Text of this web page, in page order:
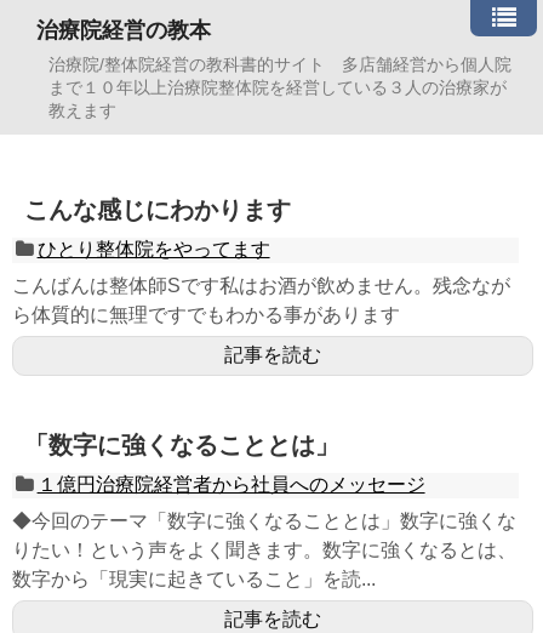
治療院経営の教本
治療院/整体院経営の教科書的サイト 多店舗経営から個人院
まで１０年以上治療院整体院を経営している３人の治療家が
教えます
こんな感じにわかります
ひとり整体院をやってます
こんばんは整体師Sです私はお酒が飲めません。残念なが
ら体質的に無理ですでもわかる事があります
記事を読む
「数字に強くなることとは」
１億円治療院経営者から社員へのメッセージ
◆今回のテーマ「数字に強くなることとは」数字に強くな
りたい！という声をよく聞きます。数字に強くなるとは、
数字から「現実に起きていること」を読...
記事を読む